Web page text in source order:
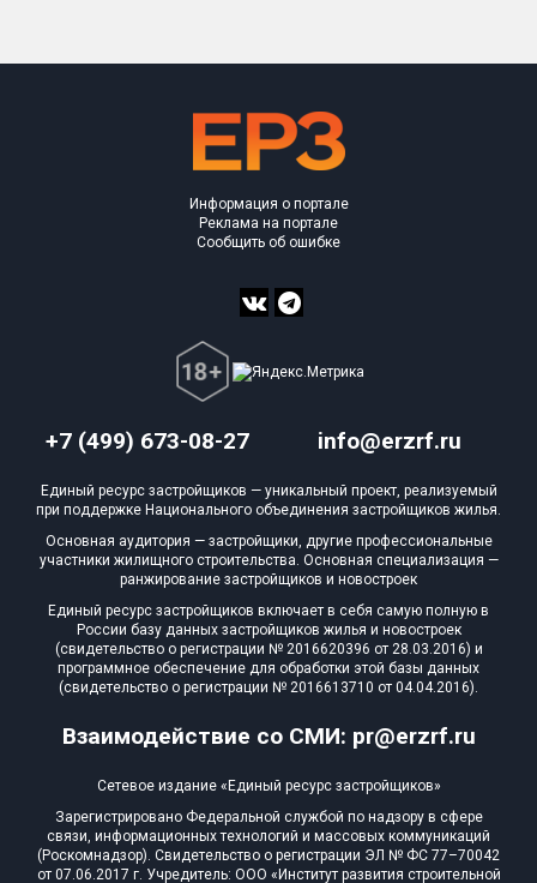
+7 (499) 673-08-27 info@erzrf.ru
Взаимодействие со СМИ: pr@erzrf.ru
Информация о портале
Реклама на портале
Сообщить об ошибке
Единый ресурс застройщиков — уникальный проект, реализуемый
при поддержке Национального объединения застройщиков жилья.
Основная аудитория — застройщики, другие профессиональные
участники жилищного строительства. Основная специализация —
ранжирование застройщиков и новостроек
Единый ресурс застройщиков включает в себя самую полную в
России базу данных застройщиков жилья и новостроек
(свидетельство о регистрации № 2016620396 от 28.03.2016) и
программное обеспечение для обработки этой базы данных
(свидетельство о регистрации № 2016613710 от 04.04.2016).
Сетевое издание «Единый ресурс застройщиков»
Зарегистрировано Федеральной службой по надзору в сфере
связи, информационных технологий и массовых коммуникаций
(Роскомнадзор). Свидетельство о регистрации ЭЛ № ФС 77–70042
от 07.06.2017 г. Учредитель: ООО «Институт развития строительной